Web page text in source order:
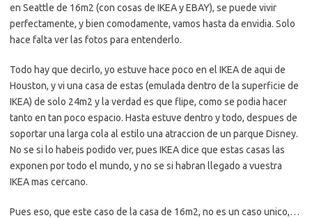
en Seattle de 16m2 (con cosas de IKEA y EBAY), se puede vivir
perfectamente, y bien comodamente, vamos hasta da envidia. Solo
hace falta ver las fotos para entenderlo.
Todo hay que decirlo, yo estuve hace poco en el IKEA de aqui de
Houston, y vi una casa de estas (emulada dentro de la superficie de
IKEA) de solo 24m2 y la verdad es que flipe, como se podia hacer
tanto en tan poco espacio. Hasta estuve dentro y todo, despues de
soportar una larga cola al estilo una atraccion de un parque Disney.
No se si lo habeis podido ver, pues IKEA dice que estas casas las
exponen por todo el mundo, y no se si habran llegado a vuestra
IKEA mas cercano.
Pues eso, que este caso de la casa de 16m2, no es un caso unico,…